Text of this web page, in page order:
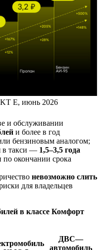
E, июнь 2026
и обслуживании
и более в год
бензиновым аналогом;
в такси — 1,5–3,5 года
окончании срока
невозможно слить
для владельцев
в классе Комфорт
ДВС—
автомобиль